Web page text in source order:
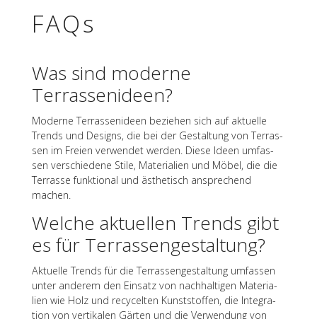
FAQs
Was sind moderne
Terrassenideen?
Moderne Terras­sen­ideen bezie­hen sich auf aktu­elle
Trends und Designs, die bei der Gestal­tung von Terras­
sen im Freien verwen­det werden. Diese Ideen umfas­
sen verschie­dene Stile, Mate­ria­lien und Möbel, die die
Terrasse funk­tio­nal und ästhe­tisch anspre­chend
machen.
Welche aktu­el­len Trends gibt
es für Terrassengestaltung?
Aktu­elle Trends für die Terras­sen­ge­stal­tung umfas­sen
unter ande­rem den Einsatz von nach­hal­ti­gen Mate­ria­
lien wie Holz und recy­cel­ten Kunst­stof­fen, die Inte­gra­
tion von verti­ka­len Gärten und die Verwen­dung von